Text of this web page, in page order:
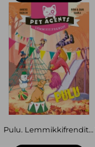
Pulu. Lemmikkifrendit 6